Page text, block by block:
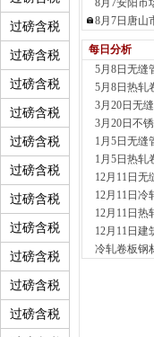
过磅含税
过磅含税
过磅含税
过磅含税
过磅含税
过磅含税
过磅含税
过磅含税
过磅含税
过磅含税
过磅含税
现货供应：输
1天前 已更新
天津市辰建
现货供应：不
1天前
已更新
玖隆晟钢
现货供应：无
1小时前
已更
安阳市润
现货供应：低
2小时前
已更
山东鑫启
现货供应：
2小时前
已更
河南敬冶重
8月7安阳市
8月7日唐山
每日分析
5月8日无缝
5月8日热轧
3月20日无
3月20日不
1月5日无缝
1月5日热轧
12月11日无
12月11日冷
12月11日热
12月11日建
冷轧卷板钢